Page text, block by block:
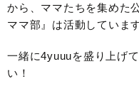
から、ママたちを集めた
ママ部』は活動していま
一緒に4yuuuを盛り上げ
い！